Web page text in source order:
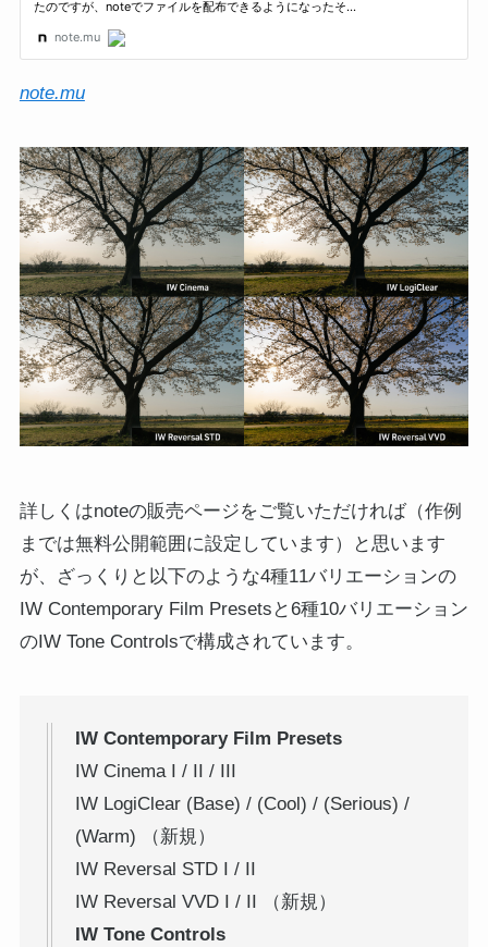
note.mu
詳しくはnoteの販売ページをご覧いただければ（作例
までは無料公開範囲に設定しています）と思います
が、ざっくりと以下のような4種11バリエーションの
IW Contemporary Film Presetsと6種10バリエーション
のIW Tone Controlsで構成されています。
IW Contemporary Film Presets
IW Cinema I / II / III
IW LogiClear (Base) / (Cool) / (Serious) /
(Warm) （新規）
IW Reversal STD I / II
IW Reversal VVD I / II （新規）
IW Tone Controls